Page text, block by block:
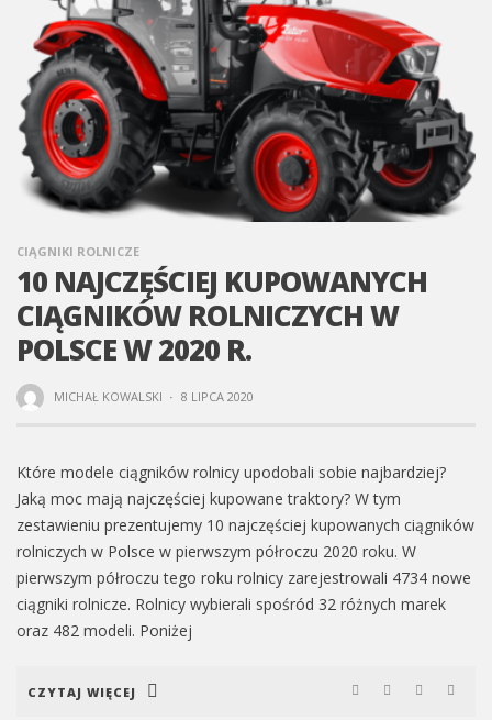
CIĄGNIKI ROLNICZE
10 NAJCZĘŚCIEJ KUPOWANYCH
CIĄGNIKÓW ROLNICZYCH W
POLSCE W 2020 R.
MICHAŁ KOWALSKI · 8 LIPCA 2020
Które modele ciągników rolnicy upodobali sobie najbardziej?
Jaką moc mają najczęściej kupowane traktory? W tym
zestawieniu prezentujemy 10 najczęściej kupowanych ciągników
rolniczych w Polsce w pierwszym półroczu 2020 roku. W
pierwszym półroczu tego roku rolnicy zarejestrowali 4734 nowe
ciągniki rolnicze. Rolnicy wybierali spośród 32 różnych marek
oraz 482 modeli. Poniżej
CZYTAJ WIĘCEJ